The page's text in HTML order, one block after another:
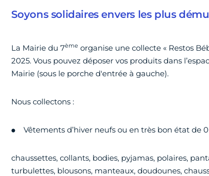
Soyons solidaires envers les plus
La Mairie du 7ème organise une collecte « Restos
2025. Vous pouvez déposer vos produits dans
Mairie (sous le porche d'entrée à gauche).
Nous collectons :
Vêtements d’hiver neufs ou en très bon état de 0
chaussettes, collants, bodies, pyjamas, polaires,
turbulettes, blousons, manteaux, doudounes,